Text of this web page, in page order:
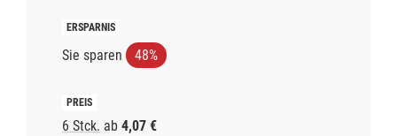
Sie sparen 48%
6 Stck. ab 4,07 €